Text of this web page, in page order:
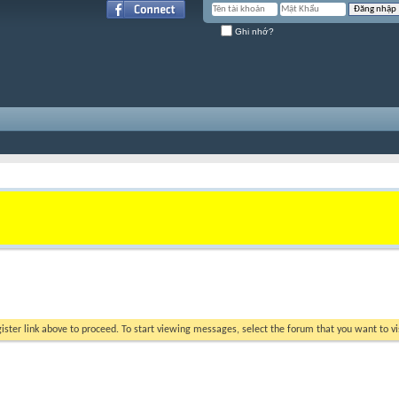
Ghi nhớ?
link above to proceed. To start viewing messages, select the forum that you want to